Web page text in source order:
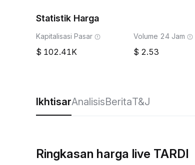
Statistik Harga
Kapitalisasi Pasar
102.41K
Volume 24 Jam
2.53
IkhtisarAnalisisBeritaT&J
Ringkasan harga live TARDI